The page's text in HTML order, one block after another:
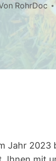
RohrDoc
Jahr 2023